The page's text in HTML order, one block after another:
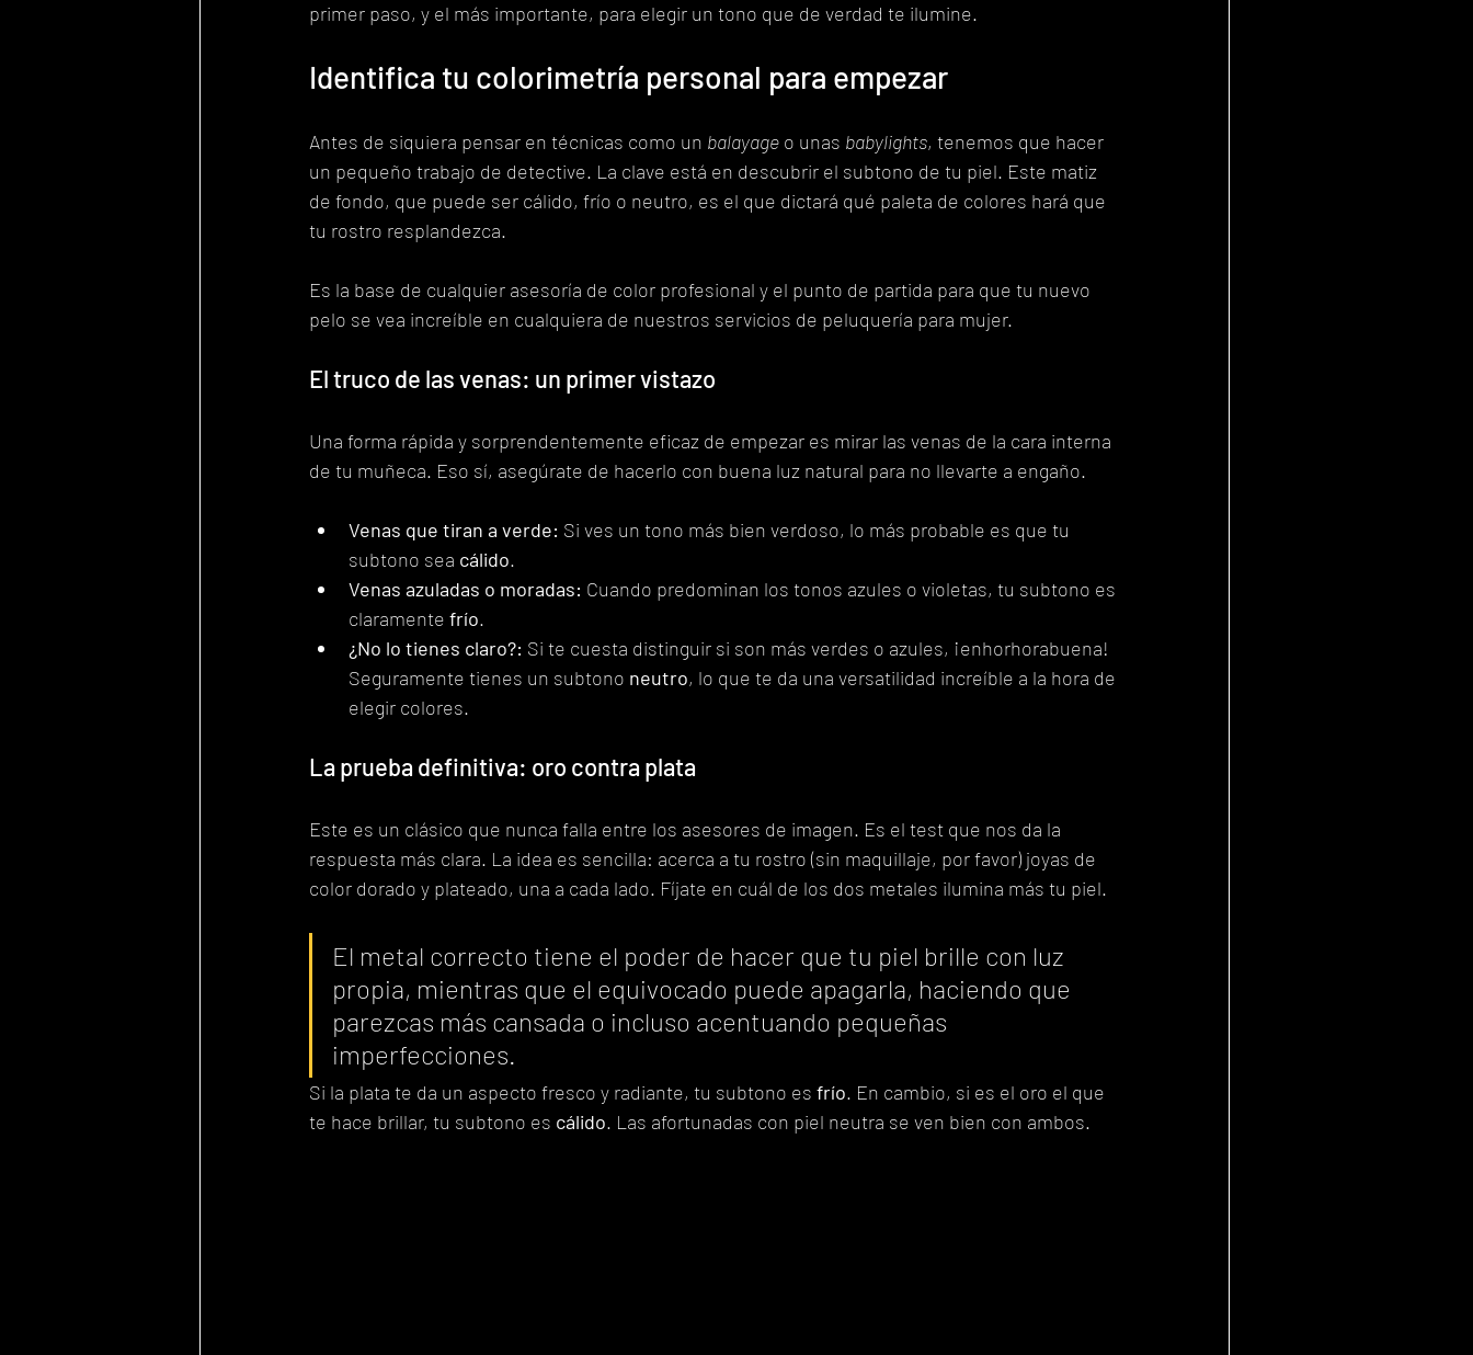
primer paso, y el más importante, para elegir un tono que de verdad te ilumine.
Identifica tu colorimetría personal para empezar
Antes de siquiera pensar en técnicas como un balayage o unas babylights, tenemos que hacer
un pequeño trabajo de detective. La clave está en descubrir el subtono de tu piel. Este matiz
de fondo, que puede ser cálido, frío o neutro, es el que dictará qué paleta de colores hará que
tu rostro resplandezca.
Es la base de cualquier asesoría de color profesional y el punto de partida para que tu nuevo
pelo se vea increíble en cualquiera de nuestros servicios de peluquería para mujer.
El truco de las venas: un primer vistazo
Una forma rápida y sorprendentemente eficaz de empezar es mirar las venas de la cara interna
de tu muñeca. Eso sí, asegúrate de hacerlo con buena luz natural para no llevarte a engaño.
Venas que tiran a verde: Si ves un tono más bien verdoso, lo más probable es que tu
subtono sea cálido.
Venas azuladas o moradas: Cuando predominan los tonos azules o violetas, tu subtono es
claramente frío.
¿No lo tienes claro?: Si te cuesta distinguir si son más verdes o azules, ¡enhorhorabuena!
Seguramente tienes un subtono neutro, lo que te da una versatilidad increíble a la hora de
elegir colores.
La prueba definitiva: oro contra plata
Este es un clásico que nunca falla entre los asesores de imagen. Es el test que nos da la
respuesta más clara. La idea es sencilla: acerca a tu rostro (sin maquillaje, por favor) joyas de
color dorado y plateado, una a cada lado. Fíjate en cuál de los dos metales ilumina más tu piel.
El metal correcto tiene el poder de hacer que tu piel brille con luz
propia, mientras que el equivocado puede apagarla, haciendo que
parezcas más cansada o incluso acentuando pequeñas
imperfecciones.
Si la plata te da un aspecto fresco y radiante, tu subtono es frío. En cambio, si es el oro el que
te hace brillar, tu subtono es cálido. Las afortunadas con piel neutra se ven bien con ambos.